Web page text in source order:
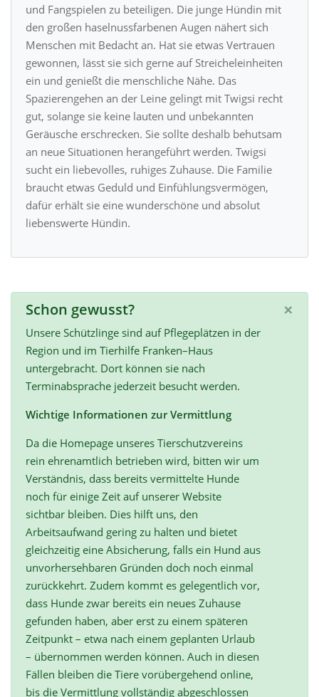
und Fangspielen zu beteiligen. Die junge Hündin mit
den großen haselnussfarbenen Augen nähert sich
Menschen mit Bedacht an. Hat sie etwas Vertrauen
gewonnen, lässt sie sich gerne auf Streicheleinheiten
ein und genießt die menschliche Nähe. Das
Spazierengehen an der Leine gelingt mit Twigsi recht
gut, solange sie keine lauten und unbekannten
Geräusche erschrecken. Sie sollte deshalb behutsam
an neue Situationen herangeführt werden. Twigsi
sucht ein liebevolles, ruhiges Zuhause. Die Familie
braucht etwas Geduld und Einfühlungsvermögen,
dafür erhält sie eine wunderschöne und absolut
liebenswerte Hündin.
×
Schon gewusst?
Unsere Schützlinge sind auf Pflegeplätzen in der
Region und im Tierhilfe Franken–Haus
untergebracht. Dort können sie nach
Terminabsprache jederzeit besucht werden.
Wichtige Informationen zur Vermittlung
Da die Homepage unseres Tierschutzvereins
rein ehrenamtlich betrieben wird, bitten wir um
Verständnis, dass bereits vermittelte Hunde
noch für einige Zeit auf unserer Website
sichtbar bleiben. Dies hilft uns, den
Arbeitsaufwand gering zu halten und bietet
gleichzeitig eine Absicherung, falls ein Hund aus
unvorhersehbaren Gründen doch noch einmal
zurückkehrt. Zudem kommt es gelegentlich vor,
dass Hunde zwar bereits ein neues Zuhause
gefunden haben, aber erst zu einem späteren
Zeitpunkt – etwa nach einem geplanten Urlaub
– übernommen werden können. Auch in diesen
Fällen bleiben die Tiere vorübergehend online,
bis die Vermittlung vollständig abgeschlossen